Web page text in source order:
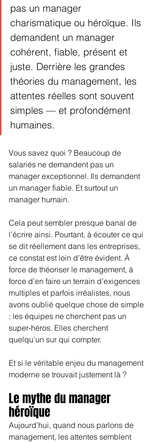
pas un manager
charismatique ou héroïque. Ils
demandent un manager
cohérent, fiable, présent et
juste. Derrière les grandes
théories du management, les
attentes réelles sont souvent
simples — et profondément
humaines.
Vous savez quoi ? Beaucoup de
salariés ne demandent pas un
manager exceptionnel. Ils demandent
un manager fiable. Et surtout un
manager humain.
Cela peut sembler presque banal de
l’écrire ainsi. Pourtant, à écouter ce qui
se dit réellement dans les entreprises,
ce constat est loin d’être évident. À
force de théoriser le management, à
force d’en faire un terrain d’exigences
multiples et parfois irréalistes, nous
avons oublié quelque chose de simple
: les équipes ne cherchent pas un
super-héros. Elles cherchent
quelqu’un sur qui compter.
Et si le véritable enjeu du management
moderne se trouvait justement là ?
Le mythe du manager
héroïque
Aujourd’hui, quand nous parlons de
management, les attentes semblent